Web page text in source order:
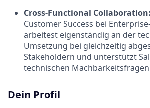
Cross-Functional Collaboration:
Customer Success bei
arbeitest eigenständig an der
Umsetzung bei gleichzeitig
Stakeholdern und unterstützt
technischen
Dein Profil